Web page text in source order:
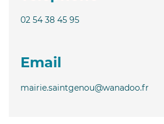
02 54 38 45 95
Email
mairie.saintgenou@wanadoo.fr